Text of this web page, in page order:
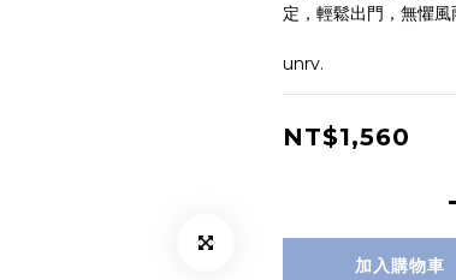
定，輕鬆出門，無懼風
unrv.
NT$1,560
加入購物車